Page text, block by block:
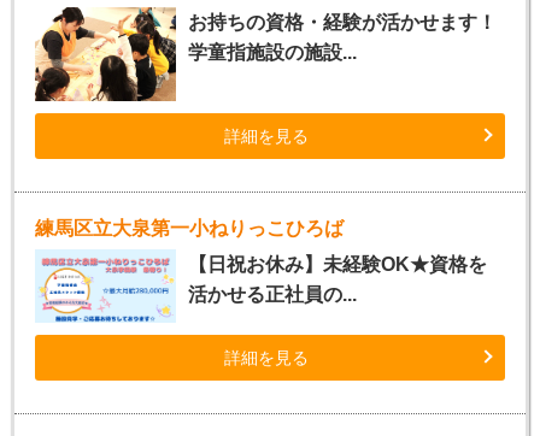
お持ちの資格・経験が活かせます！
学童指施設の施設...
詳細を見る
練馬区立大泉第一小ねりっこひろば
【日祝お休み】未経験OK★資格を
活かせる正社員の...
詳細を見る